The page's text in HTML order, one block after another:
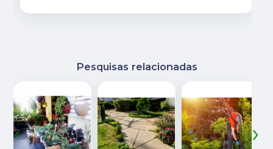
Pesquisas relacionadas
‹ ›